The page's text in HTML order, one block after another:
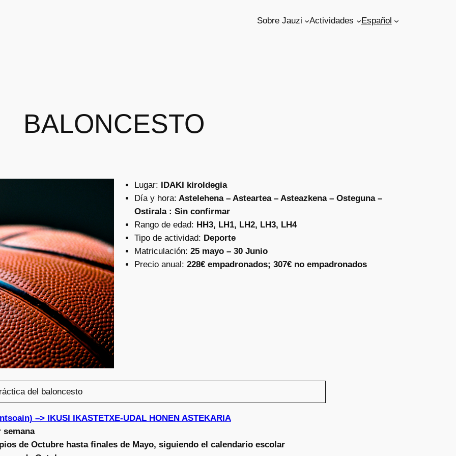
Sobre Jauzi Actividades Español
BALONCESTO
Lugar: IDAKI kiroldegia
Día y hora: Astelehena – Asteartea – Asteazkena – Osteguna –
Ostirala : Sin confirmar
Rango de edad: HH3, LH1, LH2, LH3, LH4
Tipo de actividad: Deporte
Matriculación: 25 mayo – 30 Junio
Precio anual: 228€ empadronados; 307€ no empadronados
del baloncesto
–> IKUSI IKASTETXE-UDAL HONEN ASTEKARIA
semana
de Octubre hasta finales de Mayo, siguiendo el calendario escolar